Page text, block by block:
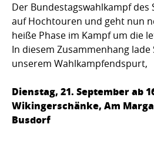
Der Bundestagswahlkampf des
auf Hochtouren und geht nun
heiße Phase im Kampf um die
In diesem Zusammenhang lade
unserem Wahlkampfendspurt,
Dienstag, 21. September ab
Wikingerschänke, Am
Busdorf